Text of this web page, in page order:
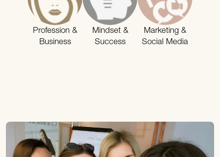
Profession &
Business
Mindset &
Success
Marketing &
Social Media